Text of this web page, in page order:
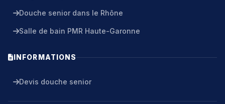
Douche senior dans le Rhône
Salle de bain PMR Haute-Garonne
INFORMATIONS
Devis douche senior